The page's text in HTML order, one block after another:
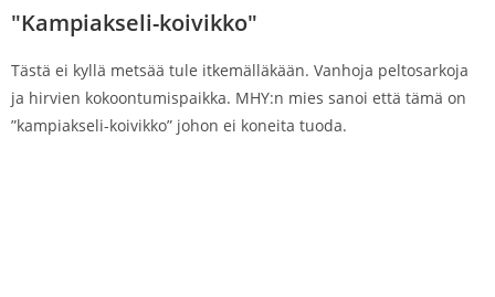
"Kampiakseli-koivikko"
Tästä ei kyllä metsää tule itkemälläkään. Vanhoja peltosarkoja
ja hirvien kokoontumispaikka. MHY:n mies sanoi että tämä on
”kampiakseli-koivikko” johon ei koneita tuoda.